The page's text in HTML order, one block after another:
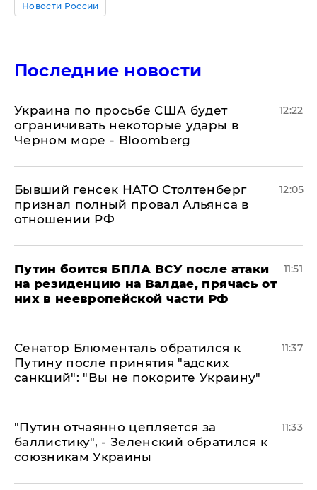
Новости России
Последние новости
Украина по просьбе США будет
ограничивать некоторые удары в
Черном море - Bloomberg
12:22
Бывший генсек НАТО Столтенберг
признал полный провал Альянса в
отношении РФ
12:05
Путин боится БПЛА ВСУ после атаки
на резиденцию на Валдае, прячась от
них в неевропейской части РФ
11:51
Сенатор Блюменталь обратился к
Путину после принятия "адских
санкций": "Вы не покорите Украину"
11:37
"Путин отчаянно цепляется за
баллистику", - Зеленский обратился к
союзникам Украины
11:33